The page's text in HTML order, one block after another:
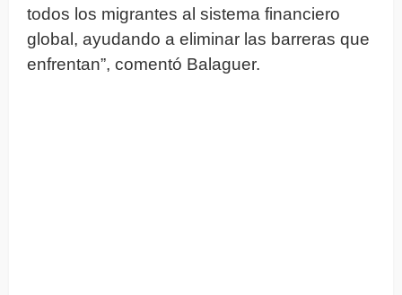
todos los migrantes al sistema financiero
global, ayudando a eliminar las barreras que
enfrentan”, comentó Balaguer.